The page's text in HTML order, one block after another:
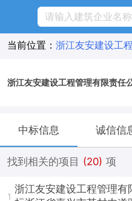
当前位置： 浙江友安建设工
浙江友安建设工程管理有限责任
中标信息 诚信信
找到相关的项目 (20) 项
1
浙江友安建设工程管理